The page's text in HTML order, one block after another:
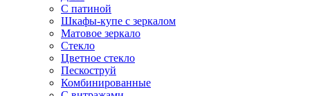
С патиной
Шкафы-купе с зеркалом
Матовое зеркало
Стекло
Цветное стекло
Пескоструй
Комбинированные